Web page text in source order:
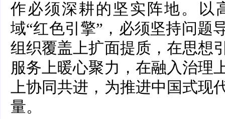
作必须深耕的坚实阵地。以
域“红色引擎”，必须坚持问题
组织覆盖上扩面提质，在思想
服务上暖心聚力，在融入治理
上协同共进，为推进中国式现
量。